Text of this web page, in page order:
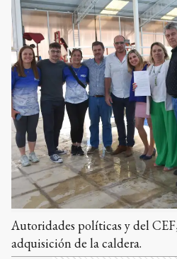
Autoridades políticas y del
adquisición de la caldera.